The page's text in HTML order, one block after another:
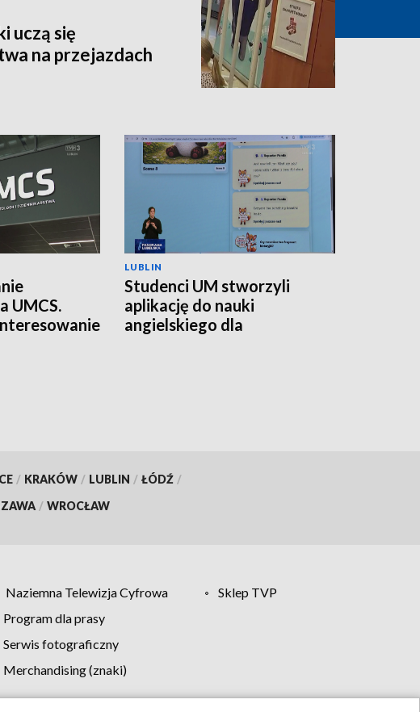
uczą się
na przejazdach
UMCS.
LUBLIN
Studenci UM stworzyli
aplikację do nauki
angielskiego dla
/ KRAKÓW / LUBLIN / ŁÓDŹ /
/ WROCŁAW
Naziemna Telewizja Cyfrowa
Sklep TVP
Program dla prasy
Serwis fotograficzny
Merchandising (znaki)